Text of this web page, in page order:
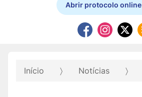
Abrir protocolo online
Início Notícias